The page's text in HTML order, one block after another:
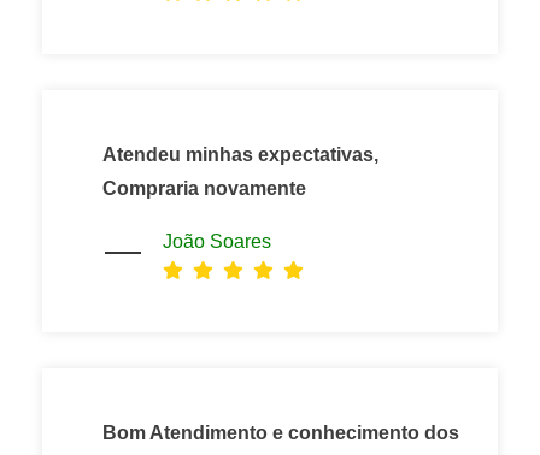
Atendeu minhas expectativas,
Compraria novamente
João Soares
Bom Atendimento e conhecimento dos